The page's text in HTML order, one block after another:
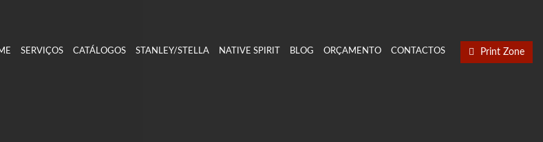
Print Zone
SERVIÇOS CATÁLOGOS STANLEY/STELLA NATIVE SPIRIT BLOG ORÇAMENTO CONTACTOS